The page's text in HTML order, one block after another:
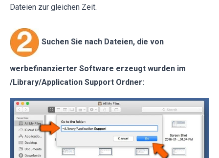
Dateien zur gleichen Zeit.
Suchen Sie nach Dateien, die von
werbefinanzierter Software erzeugt wurden im
/Library/Application Support Ordner: